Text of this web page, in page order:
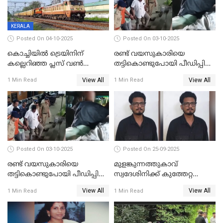
KERALA
Posted On 04-10-2025
കൊച്ചിയില്‍ ട്രെയിനിന്
കല്ലെറിഞ്ഞ പ്ലസ് വൺ
കല്ലേറിൽ അഗ്നിരക്ഷാസേന
ഉദ്യോഗസ്ഥന് പരിക്കേറ്റിരുന്നു
1 Min Read View All
Posted On 03-10-2025
രണ്ട് വയസുകാരിയെ
തട്ടികൊണ്ടുപോയി പീഡിപ്പിച്ച
തടവ്
1 Min Read View All
Posted On 03-10-2025
രണ്ട് വയസുകാരിയെ
തട്ടികൊണ്ടുപോയി പീഡിപ്പിച്ച
1 Min Read View All
Posted On 25-09-2025
മുളങ്കുന്നത്തുകാവ്
സ്വദേശിനിക്ക് കുത്തേറ്റ
ജോസഫ് പിടിയില്‍
1 Min Read View All